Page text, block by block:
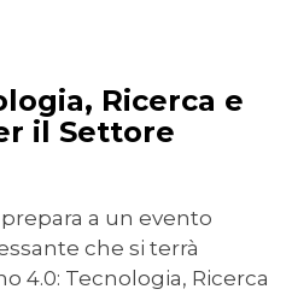
Ricerca e
il Settore
a un evento
che si terrà
4.0: Tecnologia, Ricerca